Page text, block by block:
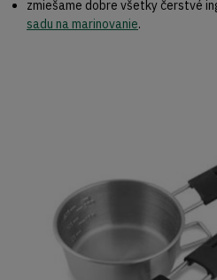
zmiešame dobre všetky čerstvé
sadu na marinovanie.